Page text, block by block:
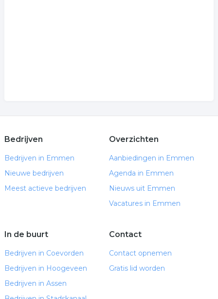
Bedrijven
Bedrijven in Emmen
Nieuwe bedrijven
Meest actieve bedrijven
Overzichten
Aanbiedingen in Emmen
Agenda in Emmen
Nieuws uit Emmen
Vacatures in Emmen
In de buurt
Bedrijven in Coevorden
Bedrijven in Hoogeveen
Bedrijven in Assen
Contact
Contact opnemen
Gratis lid worden